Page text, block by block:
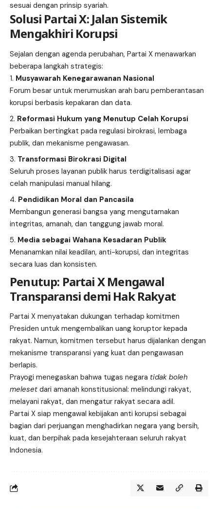
sesuai dengan prinsip syariah.
Solusi Partai X: Jalan Sistemik
Mengakhiri Korupsi
Sejalan dengan agenda perubahan, Partai X menawarkan
beberapa langkah strategis:
Musyawarah Kenegarawanan Nasional
Forum besar untuk merumuskan arah baru pemberantasan
korupsi berbasis kepakaran dan data.
Reformasi Hukum yang Menutup Celah Korupsi
Perbaikan bertingkat pada regulasi birokrasi, lembaga
publik, dan mekanisme pengawasan.
Transformasi Birokrasi Digital
Seluruh proses layanan publik harus terdigitalisasi agar
celah manipulasi manual hilang.
Pendidikan Moral dan Pancasila
Membangun generasi bangsa yang mengutamakan
integritas, amanah, dan tanggung jawab moral.
Media sebagai Wahana Kesadaran Publik
Menanamkan nilai keadilan, anti-korupsi, dan integritas
secara luas dan konsisten.
Penutup: Partai X Mengawal
Transparansi demi Hak Rakyat
Partai X menyatakan dukungan terhadap komitmen
Presiden untuk mengembalikan uang koruptor kepada
rakyat. Namun, komitmen tersebut harus dijalankan dengan
mekanisme transparansi yang kuat dan pengawasan
berlapis.
Prayogi menegaskan bahwa tugas negara tidak boleh
meleset dari amanah konstitusional: melindungi rakyat,
melayani rakyat, dan mengatur rakyat secara adil.
Partai X siap mengawal kebijakan anti korupsi sebagai
bagian dari perjuangan menghadirkan negara yang bersih,
kuat, dan berpihak pada kesejahteraan seluruh rakyat
Indonesia.